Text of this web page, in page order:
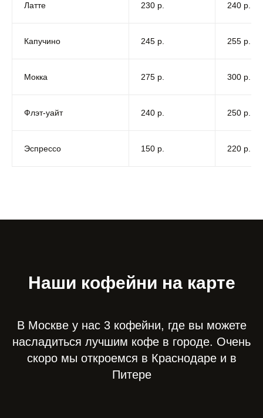
Латте 230 р. 240 р.
Капучино 245 р. 255 р.
Мокка 275 р. 300 р.
Флэт-уайт 240 р. 250 р.
Эспрессо 150 р. 220 р.
Наши кофейни на карте
В Москве у нас 3 кофейни, где вы можете
насладиться лучшим кофе в городе. Очень
скоро мы откроемся в Краснодаре и в
Питере